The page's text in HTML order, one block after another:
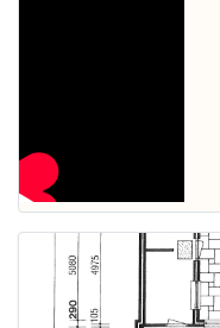
Deze woning
waarschijnlijk
al verhuurd